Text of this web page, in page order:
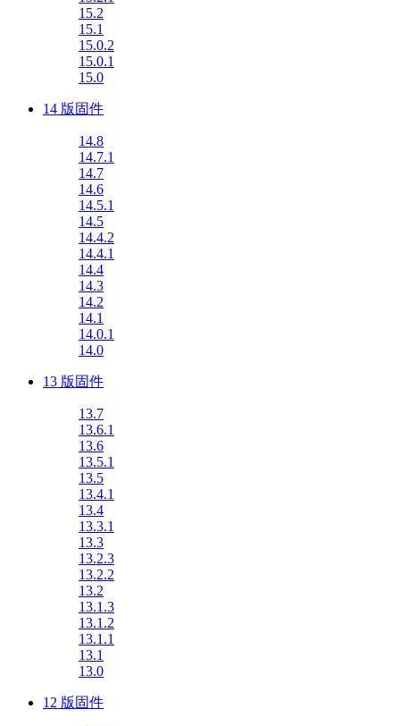
15.2
15.1
15.0.2
15.0.1
15.0
14 版固件
14.8
14.7.1
14.7
14.6
14.5.1
14.5
14.4.2
14.4.1
14.4
14.3
14.2
14.1
14.0.1
14.0
13 版固件
13.7
13.6.1
13.6
13.5.1
13.5
13.4.1
13.4
13.3.1
13.3
13.2.3
13.2.2
13.2
13.1.3
13.1.2
13.1.1
13.1
13.0
12 版固件